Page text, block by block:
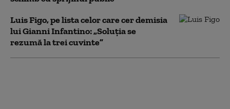
Luis Figo, pe lista celor care cer demisia
lui Gianni Infantino: „Soluţia se
rezumă la trei cuvinte”